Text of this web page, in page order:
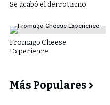
Se acabó el derrotismo
Fromago Cheese
Experience
Más Populares